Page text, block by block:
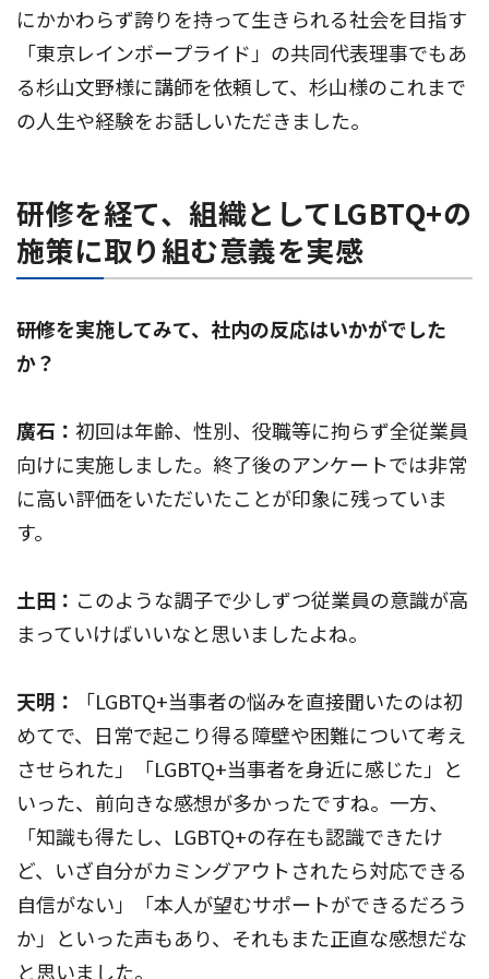
にかかわらず誇りを持って生きられる社会を目指す
「東京レインボープライド」の共同代表理事でもあ
る杉山文野様に講師を依頼して、杉山様のこれまで
の人生や経験をお話しいただきました。
研修を経て、組織としてLGBTQ+の
施策に取り組む意義を実感
――研修を実施してみて、社内の反応はいかがでした
か？
廣石： 初回は年齢、性別、役職等に拘らず全従業員
向けに実施しました。終了後のアンケートでは非常
に高い評価をいただいたことが印象に残っていま
す。
土田： このような調子で少しずつ従業員の意識が高
まっていけばいいなと思いましたよね。
天明：
「LGBTQ+当事者の悩みを直接聞いたのは初
めてで、日常で起こり得る障壁や困難について考え
させられた」「LGBTQ+当事者を身近に感じた」と
いった、前向きな感想が多かったですね。一方、
「知識も得たし、LGBTQ+の存在も認識できたけ
ど、いざ自分がカミングアウトされたら対応できる
自信がない」「本人が望むサポートができるだろう
か」といった声もあり、それもまた正直な感想だな
と思いました。